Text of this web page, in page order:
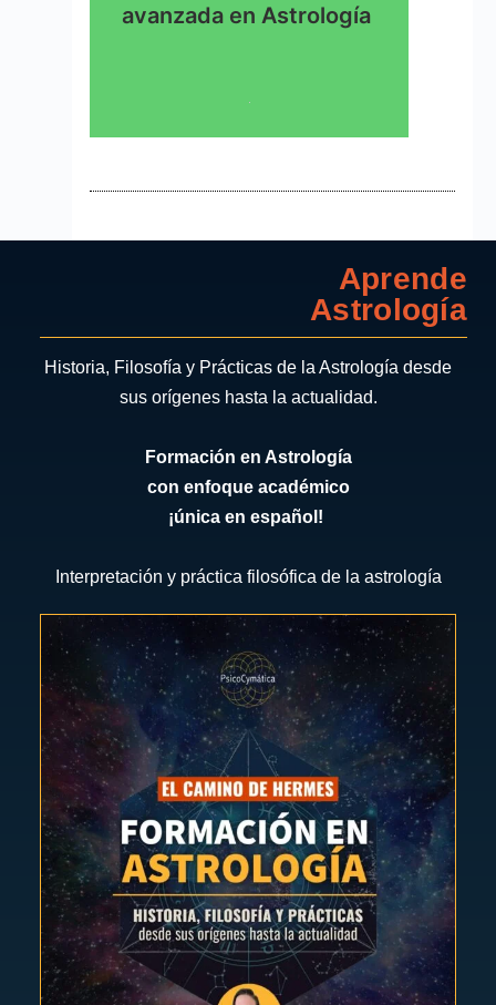
avanzada en Astrología
Aprende
Astrología
Historia, Filosofía y Prácticas de la Astrología desde
sus orígenes hasta la actualidad.
Formación en Astrología
con enfoque académico
¡única en español!
Interpretación y práctica filosófica de la astrología